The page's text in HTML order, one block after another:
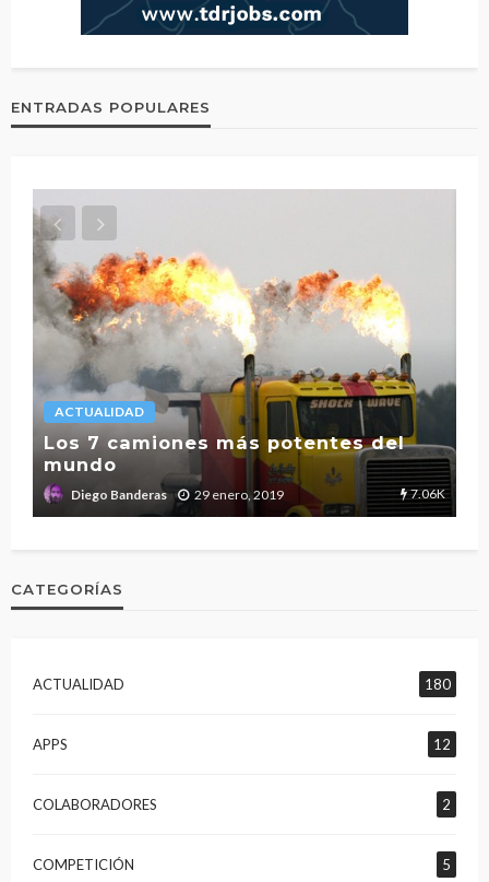
ENTRADAS POPULARES
ACTUALIDAD
Los 7 camiones más potentes del
mundo
Diego Banderas 29 enero, 2019 7.06K
CATEGORÍAS
ACTUALIDAD 180
APPS 12
COLABORADORES 2
COMPETICIÓN 5